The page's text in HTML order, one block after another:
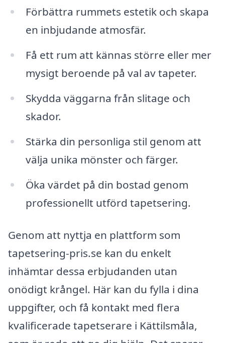
Förbättra rummets estetik och skapa
en inbjudande atmosfär.
Få ett rum att kännas större eller mer
mysigt beroende på val av tapeter.
Skydda väggarna från slitage och
skador.
Stärka din personliga stil genom att
välja unika mönster och färger.
Öka värdet på din bostad genom
professionellt utförd tapetsering.
Genom att nyttja en plattform som
tapetsering-pris.se kan du enkelt
inhämtar dessa erbjudanden utan
onödigt krångel. Här kan du fylla i dina
uppgifter, och få kontakt med flera
kvalificerade tapetserare i Kättilsmåla,